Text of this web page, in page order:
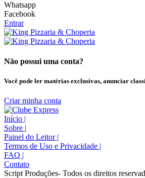
Whatsapp
Facebook
Entrar
Não possui uma conta?
Você pode ler matérias exclusivas, anunciar
Criar minha conta
Início |
Sobre |
Painel do Leitor |
Termos de Uso e Privacidade |
FAQ |
Contato
Script Produções- Todos os direitos